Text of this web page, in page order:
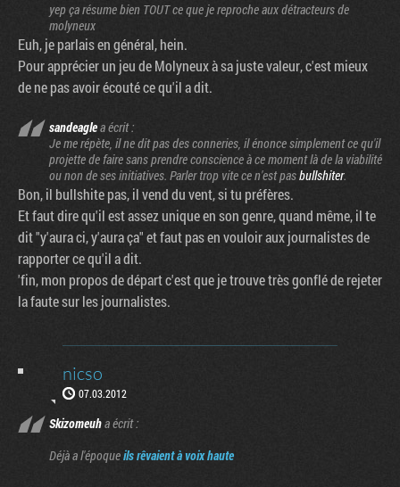
yep ça résume bien TOUT ce que je reproche aux détracteurs de
molyneux
Euh, je parlais en général, hein.
Pour apprécier un jeu de Molyneux à sa juste valeur, c'est mieux
de ne pas avoir écouté ce qu'il a dit.
sandeaglea écrit :
Je me répète, il ne dit pas des conneries, il énonce simplement ce qu'il
projette de faire sans prendre conscience à ce moment là de la viabilité
ou non de ses initiatives. Parler trop vite ce n'est pasbullshiter.
Bon, il bullshite pas, il vend du vent, si tu préfères.
Et faut dire qu'il est assez unique en son genre, quand même, il te
dit "y'aura ci, y'aura ça" et faut pas en vouloir aux journalistes de
rapporter ce qu'il a dit.
'fin, mon propos de départ c'est que je trouve très gonflé de rejeter
la faute sur les journalistes.
nicso
07.03.2012
Skizomeuha écrit :
Déjà a l'époqueils rêvaient à voix haute